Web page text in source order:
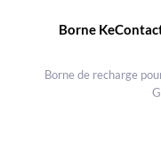
Borne
Borne de recharge